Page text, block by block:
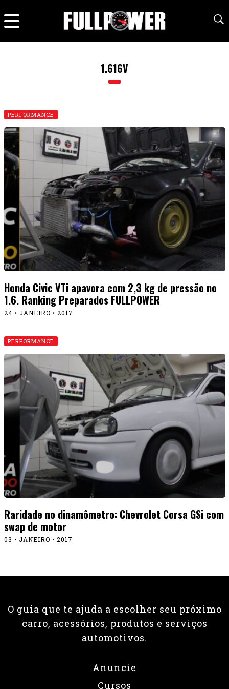
1.616V
PERFORMANCE
Honda Civic VTi apavora com 2,3 kg de pressão no
1.6. Ranking Preparados FULLPOWER
24 • JANEIRO • 2017
PERFORMANCE
Raridade no dinamômetro: Chevrolet Corsa GSi com
swap de motor
03 • JANEIRO • 2017
O guia que te ajuda a escolher seu próximo
carro, acessórios, produtos e serviços
automotivos.
Anuncie
Cursos